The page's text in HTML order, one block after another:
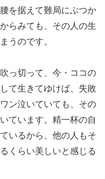
を据えて難局にぶつか
らみても、その人の生
うのです。
っ切って、今・ココの
て生きてゆけば、失敗
ン泣いていても、その
ています。精一杯の自
いるから、他の人もそ
くらい美しいと感じる